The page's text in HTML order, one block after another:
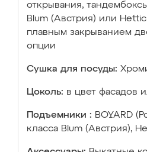
открывания,
Blum (Австрия) или
плавным закрыванием
опции
Сушка для посуды:
Цоколь: в цвет фасадов
Подъемники : BOYARD
класса Blum (Австрия),